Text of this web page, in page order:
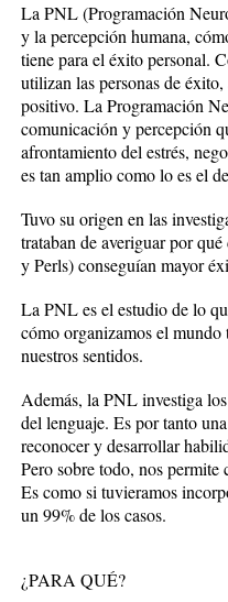
La PNL (Programación
y la percepción humana,
tiene para el éxito personal.
utilizan las personas de
positivo. La Programación
comunicación y percepción
afrontamiento del estrés,
es tan amplio como lo es el
Tuvo su origen en las
trataban de averiguar por
y Perls) conseguían mayor
La PNL es el estudio de lo
cómo organizamos el
nuestros sentidos.
Además, la PNL investiga
del lenguaje. Es por tanto
reconocer y desarrollar
Pero sobre todo, nos permite
Es como si tuvieramos
un 99% de los casos.
¿PARA QUÉ?